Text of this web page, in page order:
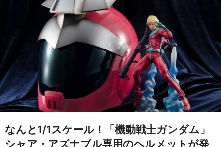
なんと1/1スケール！「機動戦士ガンダム」
シャア・アズナブル専用のヘルメットが発